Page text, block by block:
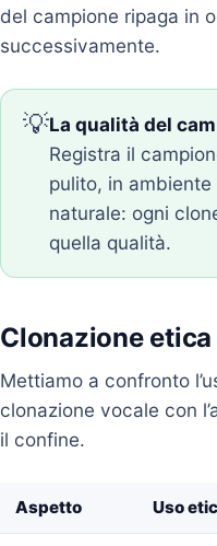
del campione ripaga in
successivamente.
💡La qualità del
Registra il
pulito, in
naturale: ogni
quella qualità.
Clonazione
Mettiamo a confronto
clonazione vocale con
il confine.
Aspetto Uso